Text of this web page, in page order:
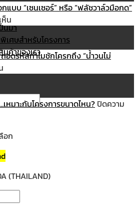
นมา
เศษสำหรับโครงการ
นค้าของเรา
าน์เตอร์…
งล้างหน้า
บ
ช่”
หรับ
แบบ “เซนเซอร์” หรือ “ฟลัชวาล์วมือกด”
ห็น
โถ
ปัสสาวะ
ชาย…
“เซนเซอร์”
หรือ
มือ
กว่า
กัน?
อดรหัสทำไมชักโครกถึง “น้ำวนไม่
แล้ว…
ไม่
ทำไม
ชักโครก
ถึง
“น้ำวน
ไม่
สะอาด”
หมาะกับโครงการขนาดไหน?ปิดความ
อก
(THAILAND)